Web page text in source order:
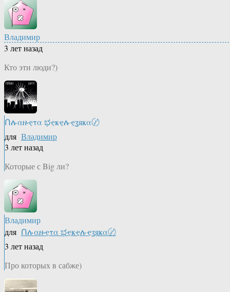
Владимир
3 лет назад
Кто эти люди?)
Ոሉαዙҿτα ಭҿҝҿሉҿʓяҝα〄
для Владимир
3 лет назад
Которые с Big ли?
Владимир
для Ոሉαዙҿτα ಭҿҝҿሉҿʓяҝα〄
3 лет назад
Про которых в сабже)